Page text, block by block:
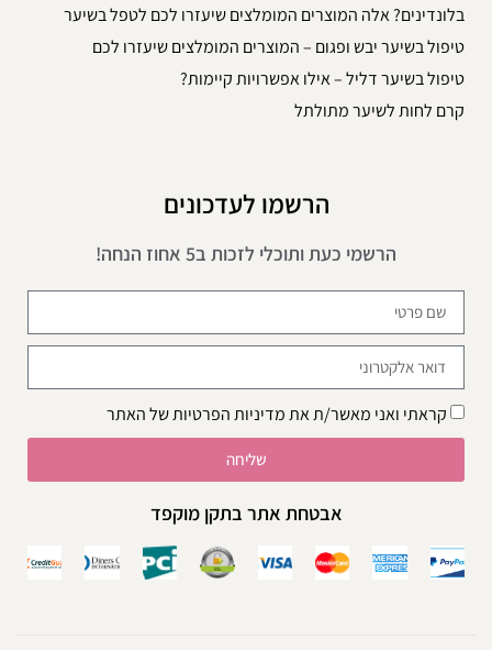
בלונדינים? אלה המוצרים המומלצים שיעזרו לכם לטפל בשיער
טיפול בשיער יבש ופגום – המוצרים המומלצים שיעזרו לכם
טיפול בשיער דליל – אילו אפשרויות קיימות?
קרם לחות לשיער מתולתל
הרשמו לעדכונים
הרשמי כעת ותוכלי לזכות ב5 אחוז הנחה!
קראתי ואני מאשר/ת אתמדיניות הפרטיותשל האתר
שליחה
אבטחת אתר בתקן מוקפד